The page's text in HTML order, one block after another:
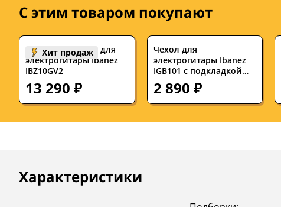
С этим товаром покупают
Хит продаж
Комбоусилитель для
электрогитары Ibanez
IBZ10GV2
13 290 ₽
Чехол для
электрогитары Ibanez
IGB101 с подкладкой
10мм
2 890 ₽
Описание
Характеристики
Инструкции